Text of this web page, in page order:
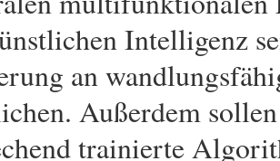
Intelligenz
an
Außerdem
trainierte